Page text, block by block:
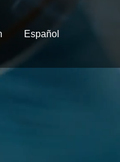
Español